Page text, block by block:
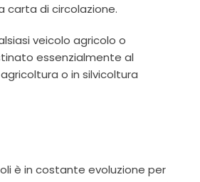
carta di circolazione.
veicolo agricolo o
essenzialmente al
o in silvicoltura
è in costante evoluzione per